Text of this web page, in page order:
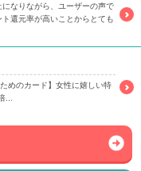
なりながら、ユーザーの声で
還元率が高いことからとても
めのカード】女性に嬉しい特
...